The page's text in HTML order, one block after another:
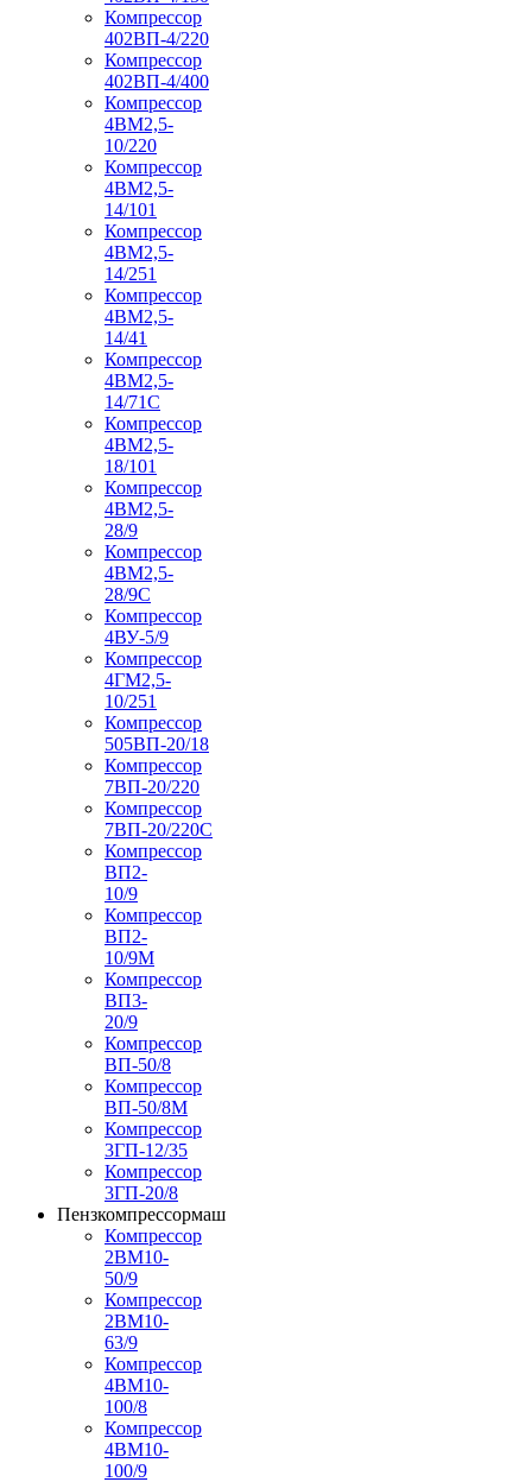
Компрессор
402ВП-4/220
Компрессор
402ВП-4/400
Компрессор
4ВМ2,5-
10/220
Компрессор
4ВМ2,5-
14/101
Компрессор
4ВМ2,5-
14/251
Компрессор
4ВМ2,5-
14/41
Компрессор
4ВМ2,5-
14/71C
Компрессор
4ВМ2,5-
18/101
Компрессор
4ВМ2,5-
28/9
Компрессор
4ВМ2,5-
28/9С
Компрессор
4ВУ-5/9
Компрессор
4ГМ2,5-
10/251
Компрессор
505ВП-20/18
Компрессор
7ВП-20/220
Компрессор
7ВП-20/220С
Компрессор
ВП2-
10/9
Компрессор
ВП2-
10/9М
Компрессор
ВП3-
20/9
Компрессор
ВП-50/8
Компрессор
ВП-50/8М
Компрессор
3ГП-12/35
Компрессор
3ГП-20/8
Пензкомпрессормаш
Компрессор
2ВМ10-
50/9
Компрессор
2ВМ10-
63/9
Компрессор
4ВМ10-
100/8
Компрессор
4ВМ10-
100/9